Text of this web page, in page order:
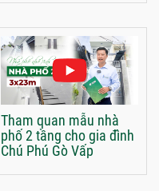
Tham quan mẫu nhà
phố 2 tầng cho gia đình
Chú Phú Gò Vấp